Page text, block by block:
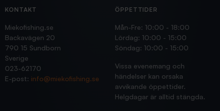
KONTAKT
Miekofishing.se
Backavägen 20
790 15 Sundborn
Sverige
023-62170
E-post: info@miekofishing.se
ÖPPETTIDER
Mån-Fre: 10:00 - 18:00
Lördag: 10:00 - 15:00
Söndag: 10:00 - 15:00
Vissa evenemang och
händelser kan orsaka
avvikande öppettider.
Helgdagar är alltid stängda.